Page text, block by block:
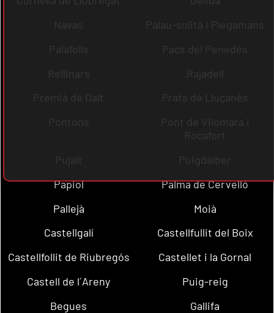
Navas
Palau-solità i Plegamans
Palafolls
Pacs del Penedès
Rellinars
Rajadell
Premià de Dalt
Prats de Lluçanès
Pontons
Pont de Vilomara i
Rocafort
Pujalt
Puigdàlber
Papiol
Palma de Cervelló
Pallejà
Moià
Castellgalí
Castellfullit del Boix
Castellfollit de Riubregós
Castellet i la Gornal
Castell de l´Areny
Puig-reig
Begues
Gallifa